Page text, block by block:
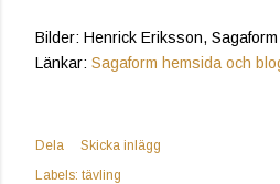
Bilder: Henrick Eriksson, Sagaform
Länkar: Sagaform hemsida och
Dela
Skicka inlägg
Labels: tävling